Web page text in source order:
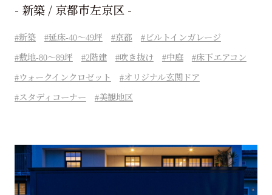
- 新築 / 京都市左京区 -
新築 延床-40～49坪 京都 ビルトインガレージ
敷地-80～89坪 2階建 吹き抜け 中庭 床下エアコン
ウォークインクロゼット オリジナル玄関ドア
スタディコーナー 美観地区